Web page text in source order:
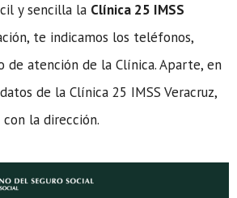
y sencilla la Clínica 25 IMSS
te indicamos los teléfonos,
de atención de la Clínica. Aparte, en
de la Clínica 25 IMSS Veracruz,
la dirección.